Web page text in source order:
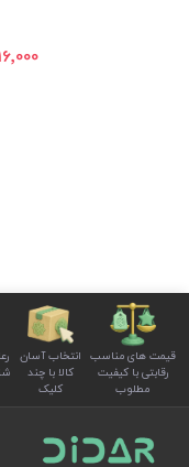
16٬000
قیمت های مناسب
رقابتی با کیفیت
مطلوب
انتخاب آسان
کالا با چند
کلیک